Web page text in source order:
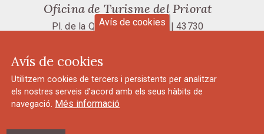
Oficina de Turisme del Priorat
Pl. de la Quartera, 1 | Falset | 43730
Avís legal i política de privacitat
Avís de cookies
Avís de cookies
Utilitzem cookies de tercers i persistents per analitzar
els nostres serveis d’acord amb els seus hàbits de
navegació. Més informació